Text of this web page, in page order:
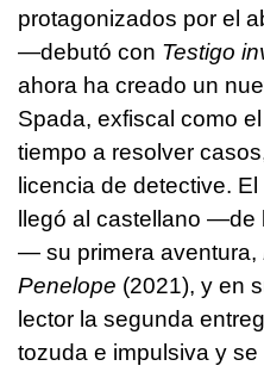
protagonizados por el
—debutó con Testigo
ahora ha creado un
Spada, exfiscal como
tiempo a resolver
licencia de detective.
llegó al castellano
— su primera aventura,
Penelope (2021), y en
lector la segunda
tozuda e impulsiva y